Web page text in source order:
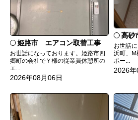
姫路市 エアコン取替工事
お世話になっております。姫路市四
郷町の会社でＹ様の従業員休憩所の
エ...
2026年08月06日
高砂
お世話
浜町、M
ポー...
2026年